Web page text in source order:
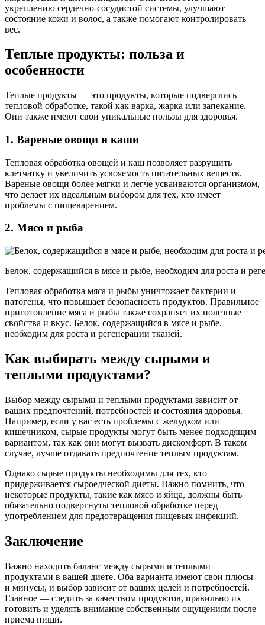
укреплению сердечно-сосудистой системы, улучшают
состояние кожи и волос, а также помогают контролировать
вес.
Теплые продукты: польза и
особенности
Теплые продукты — это продукты, которые подверглись
тепловой обработке, такой как варка, жарка или запекание.
Они также имеют свои уникальные пользы для здоровья.
1. Вареные овощи и каши
Тепловая обработка овощей и каш позволяет разрушить
клетчатку и увеличить усвояемость питательных веществ.
Вареные овощи более мягки и легче усваиваются организмом,
что делает их идеальным выбором для тех, кто имеет
проблемы с пищеварением.
2. Мясо и рыба
Белок, содержащийся в мясе и рыбе, необходим для роста и
Тепловая обработка мяса и рыбы уничтожает бактерии и
патогены, что повышает безопасность продуктов. Правильное
приготовление мяса и рыбы также сохраняет их полезные
свойства и вкус. Белок, содержащийся в мясе и рыбе,
необходим для роста и регенерации тканей.
Как выбирать между сырыми и
теплыми продуктами?
Выбор между сырыми и теплыми продуктами зависит от
ваших предпочтений, потребностей и состояния здоровья.
Например, если у вас есть проблемы с желудком или
кишечником, сырые продукты могут быть менее подходящим
вариантом, так как они могут вызвать дискомфорт. В таком
случае, лучше отдавать предпочтение теплым продуктам.
Однако сырые продукты необходимы для тех, кто
придерживается сыроедческой диеты. Важно помнить, что
некоторые продукты, такие как мясо и яйца, должны быть
обязательно подвергнуты тепловой обработке перед
употреблением для предотвращения пищевых инфекций.
Заключение
Важно находить баланс между сырыми и теплыми
продуктами в вашей диете. Оба варианта имеют свои плюсы
и минусы, и выбор зависит от ваших целей и потребностей.
Главное — следить за качеством продуктов, правильно их
готовить и уделять внимание собственным ощущениям после
приема пищи.